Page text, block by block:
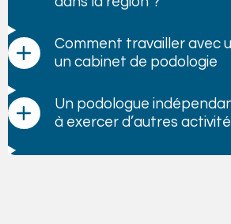
Comment travailler avec
un cabinet de podologie
Un podologue
à exercer d’autres